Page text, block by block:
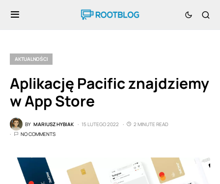
AKTUALNOŚCI
Aplikację Pacific znajdziemy
w App Store
BY MARIUSZ HYBIAK 15 LUTEGO 2022
2 MINUTE READ
NO COMMENTS